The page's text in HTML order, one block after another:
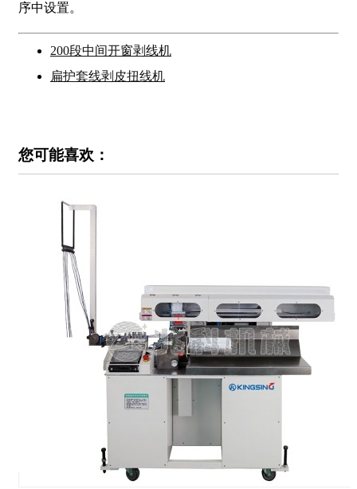
序中设置。
200段中间开窗剥线机
扁护套线剥皮扭线机
您可能喜欢：